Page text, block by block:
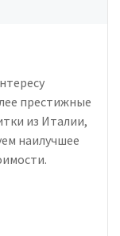
престижные
из Италии,
наилучшее